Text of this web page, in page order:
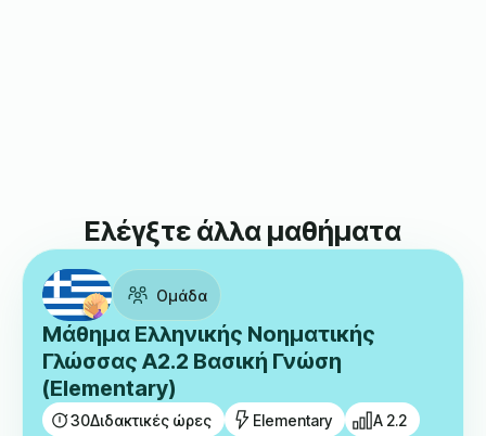
Ελέγξτε άλλα μαθήματα
Ομάδα
Μάθημα Ελληνικής Νοηματικής
Γλώσσας A2.2 Βασική Γνώση
(Elementary)
30Διδακτικές ώρες Elementary A 2.2